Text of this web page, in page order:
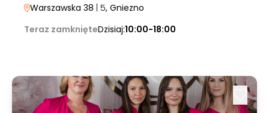
Warszawska 38 | 5, Gniezno
Teraz zamknięteDzisiaj:10:00-18:00